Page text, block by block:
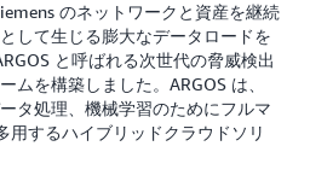
のネットワークと資産を継続
して生じる膨大なデータロードを
と呼ばれる次世代の脅威検出
ムを構築しました。ARGOS は、
タ処理、機械学習のためにフルマ
用するハイブリッドクラウドソリ